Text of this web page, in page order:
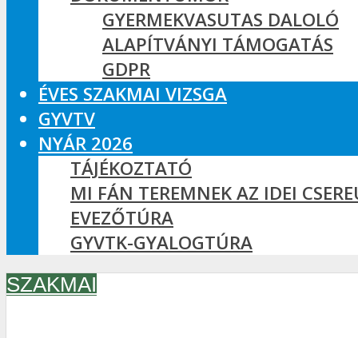
GYERMEKVASUTAS DALOLÓ
ALAPÍTVÁNYI TÁMOGATÁS
GDPR
ÉVES SZAKMAI VIZSGA
GYVTV
NYÁR 2026
TÁJÉKOZTATÓ
MI FÁN TEREMNEK AZ IDEI
EVEZŐTÚRA
GYVTK-GYALOGTÚRA
SZAKMAI